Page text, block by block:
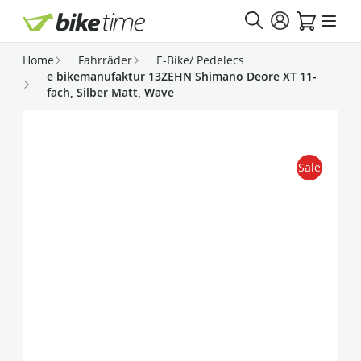
Direkt zum Inhalt
Home Fahrräder
E-Bike/ Pedelecs
e bikemanufaktur 13ZEHN Shimano Deore XT 11-
fach, Silber Matt, Wave
Sale